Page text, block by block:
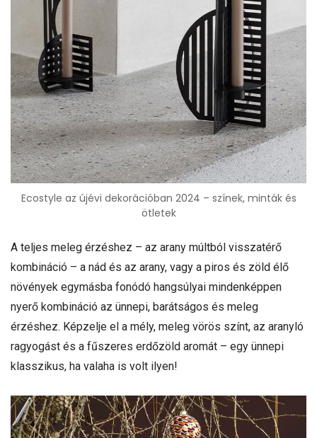
Ecostyle az újévi dekorációban 2024 – színek, minták és
ötletek
A teljes meleg érzéshez – az arany múltból visszatérő
kombináció – a nád és az arany, vagy a piros és zöld élő
növények egymásba fonódó hangsúlyai mindenképpen
nyerő kombináció az ünnepi, barátságos és meleg
érzéshez. Képzelje el a mély, meleg vörös színt, az aranyló
ragyogást és a fűszeres erdőzöld aromát – egy ünnepi
klasszikus, ha valaha is volt ilyen!